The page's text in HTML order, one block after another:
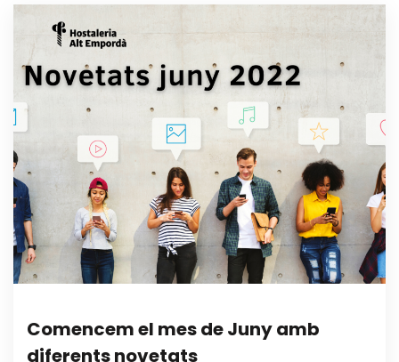
Comencem el mes de Juny amb
diferents novetats